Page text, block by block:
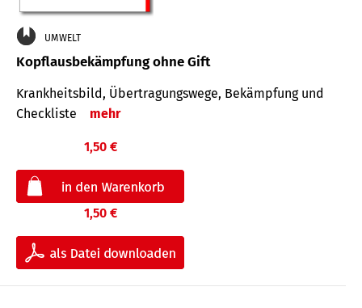
UMWELT
Kopflausbekämpfung ohne Gift
Krankheits­bild, Übertra­gungs­wege, Bekämpfung und
Check­liste
mehr
1,50 €
1,50 €